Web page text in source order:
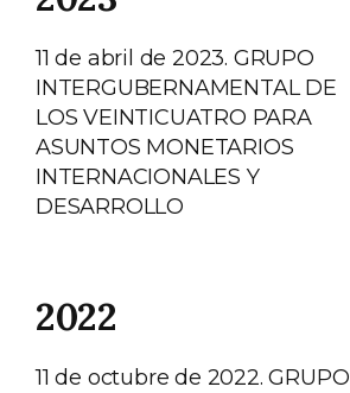
11 de abril de 2023. GRUPO
INTERGUBERNAMENTAL DE
LOS VEINTICUATRO PARA
ASUNTOS MONETARIOS
INTERNACIONALES Y
DESARROLLO
2022
11 de octubre de 2022. GRUPO